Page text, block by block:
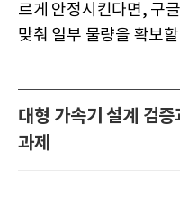
르게 안정시킨다면, 구
맞춰 일부 물량을 확보
대형 가속기 설계 검
과제